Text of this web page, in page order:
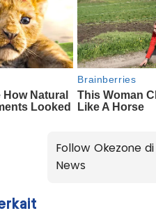
Follow Okezone
News